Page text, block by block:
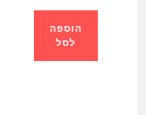
הוספה
לסל